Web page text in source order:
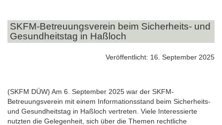
SKFM-Betreuungsverein beim Sicherheits- und
Gesundheitstag in Haßloch
Veröffentlicht: 16. September 2025
(SKFM DÜW) Am 6. September 2025 war der SKFM-
Betreuungsverein mit einem Informationsstand beim Sicherheits-
und Gesundheitstag in Haßloch vertreten. Viele Interessierte
nutzten die Gelegenheit, sich über die Themen rechtliche